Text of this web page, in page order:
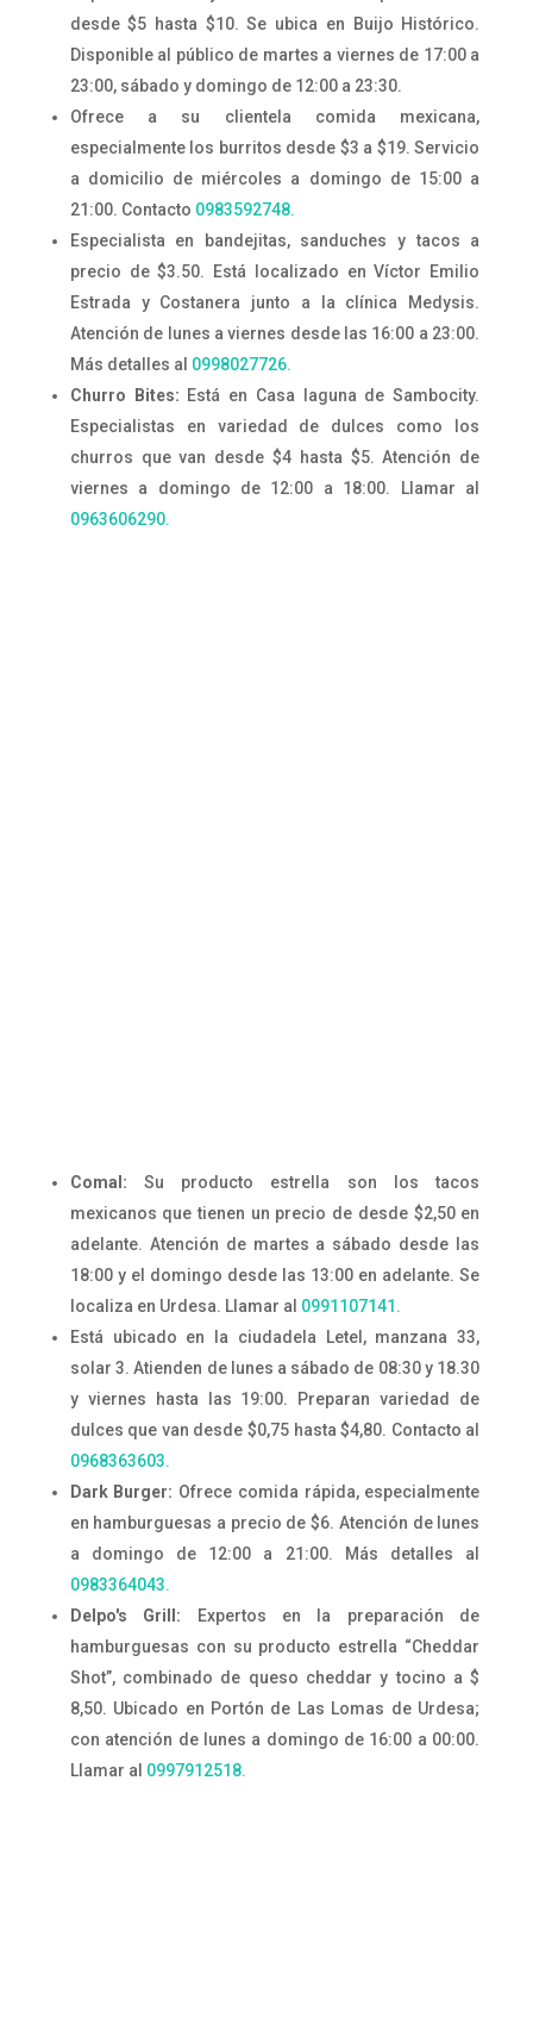
desde $5 hasta $10. Se ubica en Buijo Histórico.
Disponible al público de martes a viernes de 17:00 a
23:00, sábado y domingo de 12:00 a 23:30.
Ofrece a su clientela comida mexicana,
especialmente los burritos desde $3 a $19. Servicio
a domicilio de miércoles a domingo de 15:00 a
21:00. Contacto 0983592748.
Especialista en bandejitas, sanduches y tacos a
precio de $3.50. Está localizado en Víctor Emilio
Estrada y Costanera junto a la clínica Medysis.
Atención de lunes a viernes desde las 16:00 a 23:00.
Más detalles al 0998027726.
Churro Bites: Está en Casa laguna de Sambocity.
Especialistas en variedad de dulces como los
churros que van desde $4 hasta $5. Atención de
viernes a domingo de 12:00 a 18:00. Llamar al
0963606290.
Comal:Su producto estrella son los tacos
mexicanos que tienen un precio de desde $2,50 en
adelante. Atención de martes a sábado desde las
18:00 y el domingo desde las 13:00 en adelante. Se
localiza en Urdesa. Llamar al 0991107141.
Está ubicado en la ciudadela Letel, manzana 33,
solar 3. Atienden de lunes a sábado de 08:30 y 18.30
y viernes hasta las 19:00. Preparan variedad de
dulces que van desde $0,75 hasta $4,80. Contacto al
0968363603.
Dark Burger: Ofrece comida rápida, especialmente
en hamburguesas a precio de $6. Atención de lunes
a domingo de 12:00 a 21:00. Más detalles al
0983364043.
Delpo's Grill:
Expertos en la preparación de
hamburguesas con su producto estrella “Cheddar
Shot”, combinado de queso cheddar y tocino a $
8,50. Ubicado en Portón de Las Lomas de Urdesa;
con atención de lunes a domingo de 16:00 a 00:00.
Llamar al 0997912518.